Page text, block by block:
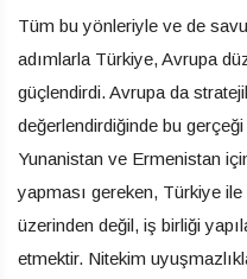
Tüm bu yönleriyle ve de
adımlarla Türkiye, Avrupa
güçlendirdi. Avrupa da
değerlendirdiğinde bu
Yunanistan ve Ermenistan
yapması gereken, Türkiye ile
üzerinden değil, iş birliği
etmektir. Nitekim